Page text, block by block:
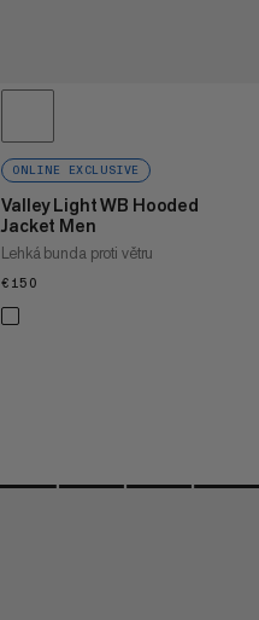
ONLINE EXCLUSIVE
Valley Light WB Hooded
Jacket Men
Lehká bunda proti větru
€150